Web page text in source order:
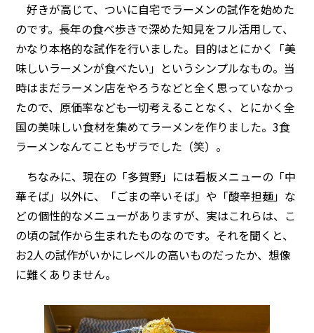
好きが高じて、ついに自宅でラーメンの試作を始めた
のです。長年の食べ歩きで深めた知見をフル活用して、
かなり本格的な試作を行いました。目的はとにかく「美
味しいラーメンが食べたい」というシンプルなもの。当
時はまだラーメン店をやろうなどと全く思っていなかっ
たので、原価率なども一切考えることなく、とにかく全
国の美味しい食材を集めてラーメンを作りました。3食
ラーメンなんてこともザラでした（笑）。
ちなみに、現在の「多賀野」には看板メニューの「中
華そば」以外に、「ごまの辛いそば」や「酸辛担麺」な
どの個性的なメニューがありますが、実はこれらは、こ
の頃の試作から生まれたものなのです。それを聞くと、
お2人の試作がいかにレベルの高いものだったか、想像
に難くありません。